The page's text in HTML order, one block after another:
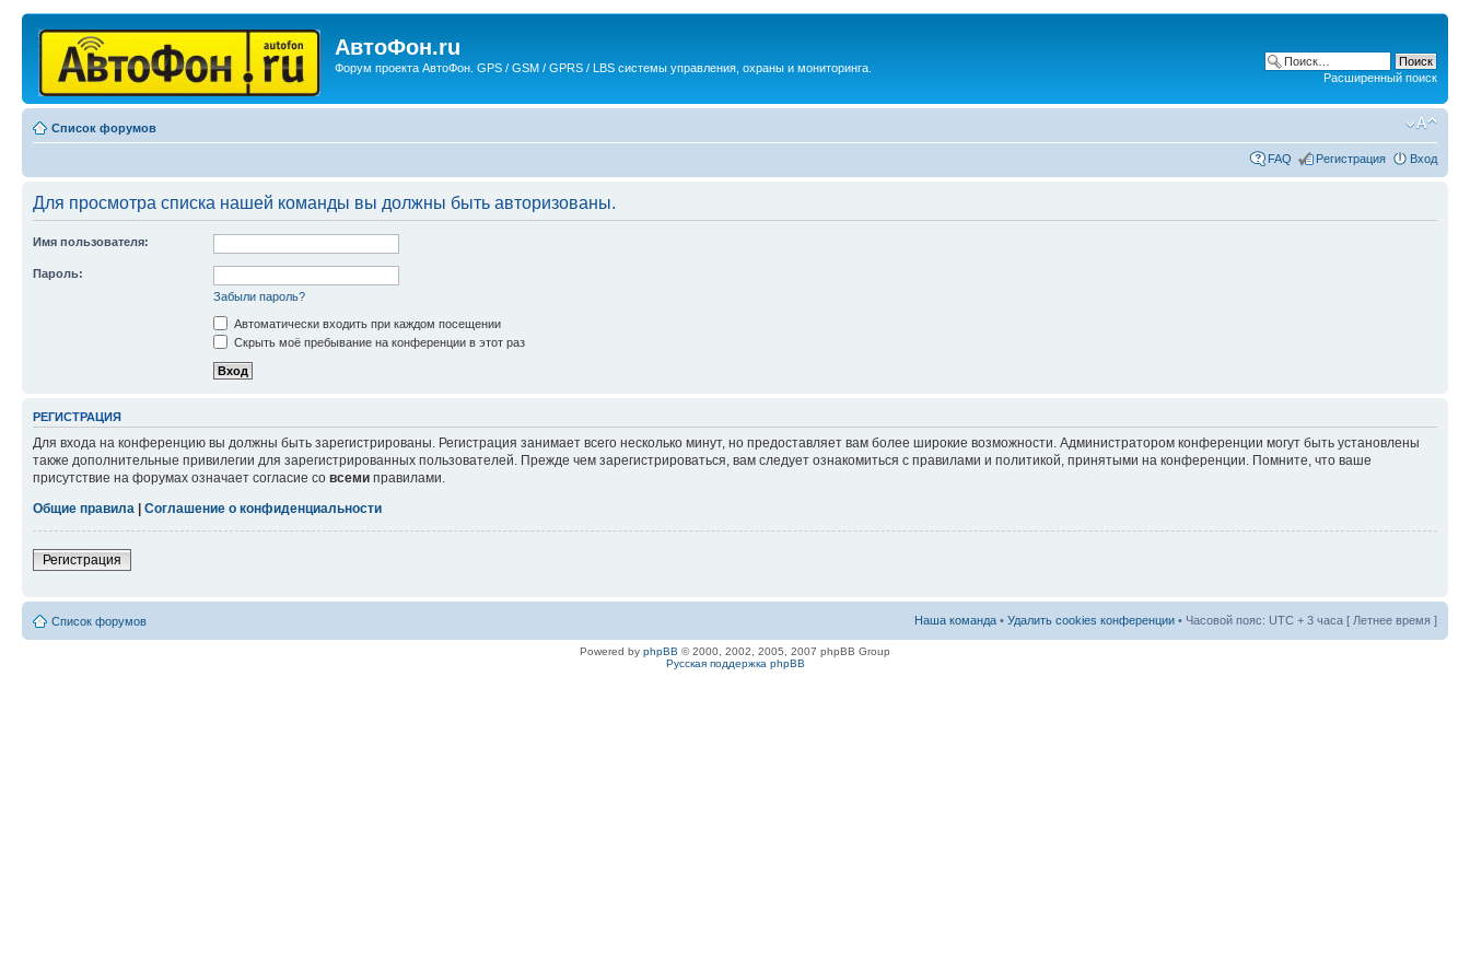
АвтоФон.ru
Форум проекта АвтоФон. GPS / GSM / GPRS / LBS системы управления, охраны и мониторинга.
Расширенный поиск
Список форумов
FAQ Регистрация Вход
Для просмотра списка нашей команды вы должны быть авторизованы.
Имя пользователя:
Пароль:
Забыли пароль?
Автоматически входить при каждом посещении
Скрыть моё пребывание на конференции в этот раз
РЕГИСТРАЦИЯ
Для входа на конференцию вы должны быть зарегистрированы. Регистрация занимает всего несколько минут, но предоставляет вам более широкие возможности. Администратором конференции могут быть установлены
также дополнительные привилегии для зарегистрированных пользователей. Прежде чем зарегистрироваться, вам следует ознакомиться с правилами и политикой, принятыми на конференции. Помните, что ваше
присутствие на форумах означает согласие со всеми правилами.
Общие правила | Соглашение о конфиденциальности
Регистрация
Список форумов Наша команда • Удалить cookies конференции • Часовой пояс: UTC + 3 часа [ Летнее время ]
Powered by phpBB © 2000, 2002, 2005, 2007 phpBB Group
Русская поддержка phpBB